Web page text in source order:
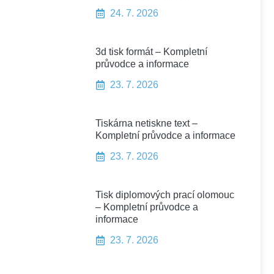
24. 7. 2026
3d tisk formát – Kompletní
průvodce a informace
23. 7. 2026
Tiskárna netiskne text –
Kompletní průvodce a informace
23. 7. 2026
Tisk diplomových prací olomouc
– Kompletní průvodce a
informace
23. 7. 2026